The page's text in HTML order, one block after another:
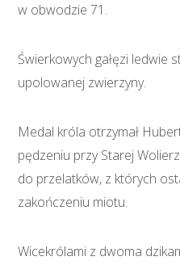
w obwodzie 71.
Świerkowych gałęzi ledwie
upolowanej zwierzyny.
Medal króla otrzymał
pędzeniu przy Starej
do przelatków, z których
zakończeniu miotu.
Wicekrólami z dwoma